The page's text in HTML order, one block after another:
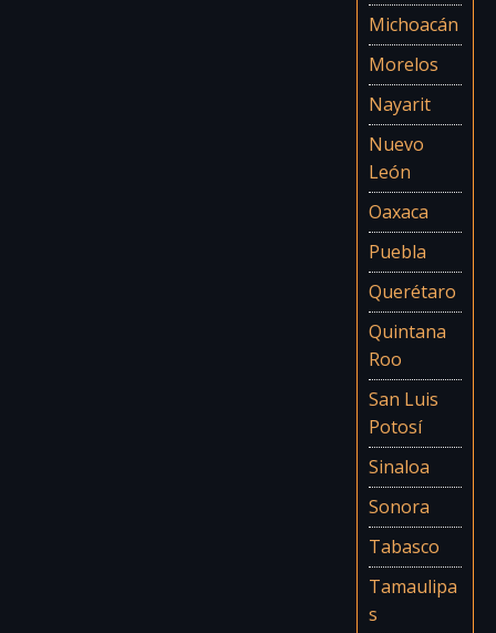
Michoacán
Morelos
Nayarit
Nuevo
León
Oaxaca
Puebla
Querétaro
Quintana
Roo
San Luis
Potosí
Sinaloa
Sonora
Tabasco
Tamaulipa
s